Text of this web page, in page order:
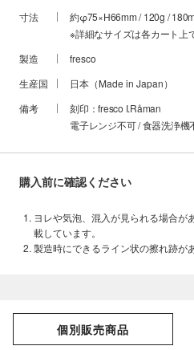
寸法
約φ75×H66mm / 120g /
※詳細なサイズは各カート上
製造
fresco
生産国
日本（Made in Japan）
備考
刻印：fresco I.Råman
電子レンジ不可 / 食器洗浄機
購入前に確認ください
ヨレや気泡、混入が見られる場合が
載しています。
製造時にできるライン状の擦れ跡が
個別販売商品